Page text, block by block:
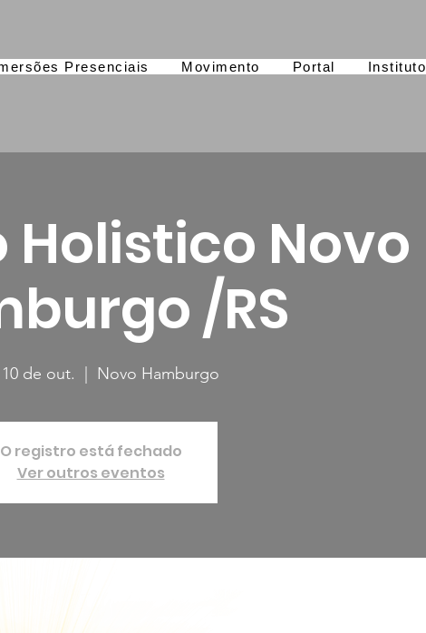
Presenciais Movimento Portal Instituto
Holistico Novo
/RS
de out. Novo Hamburgo
O registro está fechado
Ver outros eventos